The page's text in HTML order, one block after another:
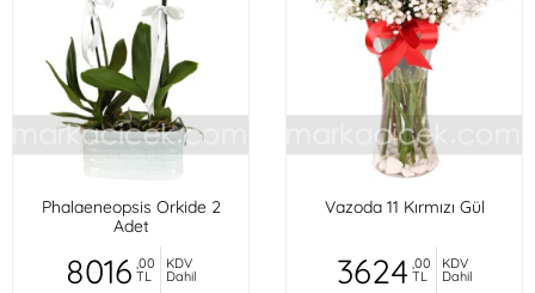
Phalaeneopsis Orkide 2
Adet
8016 ,00
TL
KDV
Dahil
Vazoda 11 Kırmızı Gül
3624 ,00
TL
KDV
Dahil